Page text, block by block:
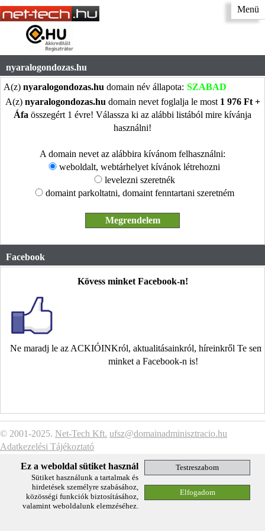
Menü
nyaralogondozas.hu
A(z) nyaralogondozas.hu domain név állapota: SZABAD
A(z) nyaralogondozas.hu domain nevet foglalja le most 1 976 Ft +
Áfa összegért 1 évre! Válassza ki az alábbi listából mire kívánja
használni!
A domain nevet az alábbira kívánom felhasználni:
weboldalt, webtárhelyet kívánok létrehozni
levelezni szeretnék
domaint parkoltatni, domaint fenntartani szeretném
Facebook
Kövess minket Facebook-n!
Ne maradj le az ACKIÓINKról, aktualitásainkról, híreinkről Te
minket a Facebook-n is!
© 2001-2025. Net-Tech Kft. ufsz@domainadminisztracio.hu
Adatkezelési Tájékoztató
Ez a weboldal sütiket használ
Sütiket használunk a tartalmak és
hirdetések személyre szabásához,
közösségi funkciók biztosításához,
valamint weboldalunk elemzéséhez.